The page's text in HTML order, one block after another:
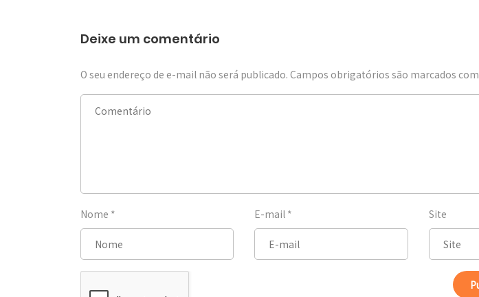
Deixe um comentário
O seu endereço de e-mail não será publicado. Campos obrigatórios são marcados com
Nome * E-mail * Site